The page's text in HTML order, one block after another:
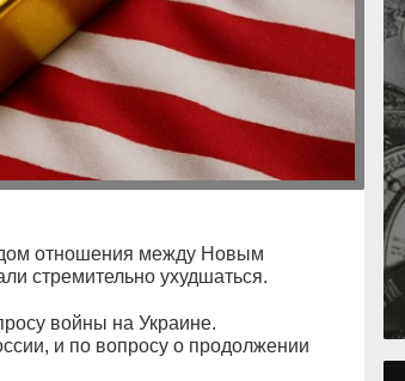
отношения между Новым
стремительно ухудшаться.
войны на Украине.
и по вопросу о продолжении